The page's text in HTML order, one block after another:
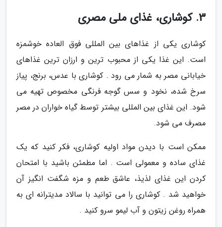
3. کوشاری، غذای ملی مصری
کوشاری یکی از غذاهای بین المللی فوق العاده خوشمزه
است. این غذا یکی از محبوب ترین و ارزان ترین غذاهای
خیابانی مصر به شمار می رود . کوشاری با عدس، برنج، پیاز
سرخ شده، نخود و سس گوجه فرنگی مخصوص تهیه می
شود. این غذای بین المللی بیشتر توسط گیاه خواران در مصر
مصرف می شود.
ممکن است با دیدن مواد اولیه کوشاری، فکر کنید که یک
غذای ساده و معمولی است . اما مطمئن باشید با امتحان
کردن این غذای لذیذ، عاشق طعم و مزه شگفت انگیز آن
خواهید شد . کوشاری را می توانید با سالاد مدیترانه ای به
همراه روغن زیتون و آب لیمو سرو کنید .